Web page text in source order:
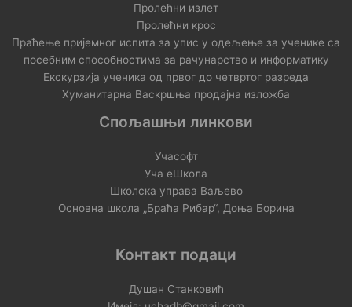
Пролећни излет
Пролећни крос
Праћење пријемног испита за упис у одељење за ученике са
посебним способностима за рачунарство и информатику
Екскурзија ученика од првог до четвртог разреда
Хуманитарна Васкршња продајна изложба
Спољашњи линкови
Учасофт
Уча еШкола
Школска управа Ваљево
Основна школа „Браћа Рибар“, Доња Борина
Контакт подаци
Душан Станковић